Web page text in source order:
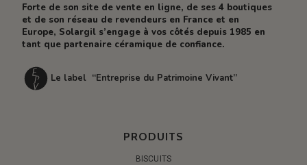
Forte de son site de vente en ligne, de ses 4 boutiques
et de son réseau de revendeurs en France et en
Europe, Solargil s’engage à vos côtés depuis 1985 en
tant que partenaire céramique de confiance.
Le label “Entreprise du Patrimoine Vivant”
PRODUITS
BISCUITS